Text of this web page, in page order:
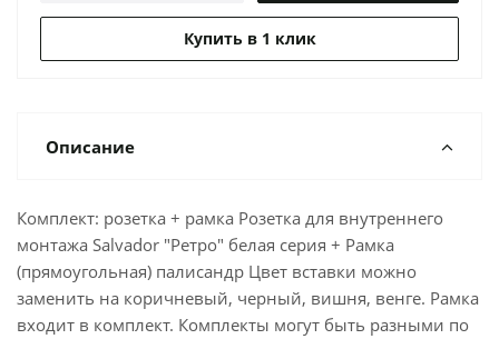
Купить в 1 клик
Описание
Комплект: розетка + рамка Розетка для внутреннего
монтажа Salvador "Ретро" белая серия + Рамка
(прямоугольная) палисандр Цвет вставки можно
заменить на коричневый, черный, вишня, венге. Рамка
входит в комплект. Комплекты могут быть разными по